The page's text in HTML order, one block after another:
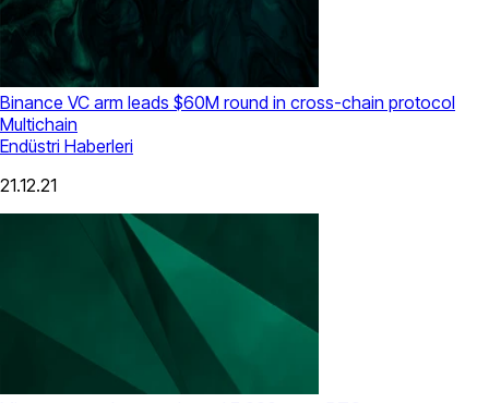
Binance VC arm leads $60M round in cross-chain protocol
Multichain
Endüstri Haberleri
21.12.21